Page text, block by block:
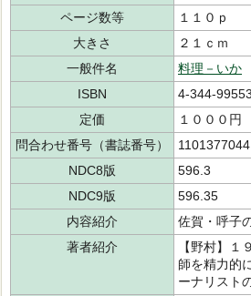
ページ数等
１１０ｐ
大きさ
２１ｃｍ
一般件名
料理－いか
ISBN
4-344-
定価
１０００円
問合わせ番号（書誌番号）
1101377044
NDC8版
596.3
NDC9版
596.35
内容紹介
佐賀・呼子
著者紹介
【野村】
師を精力的
ーナリスト